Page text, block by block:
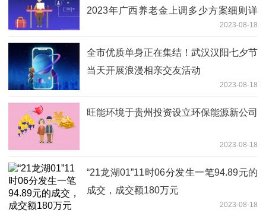
2023年广西养老金上调多少方案细则详
2023-08-18
全市优质单身正在集结！武汉汉阳七夕节
当天开展浪漫相亲交友活动
2023-08-18
旺能环境于贵州投资设立环保能源新公司
2023-08-18
“21龙湖01”11时06分发生一笔94.89元的
成交，成交额180万元
2023-08-18